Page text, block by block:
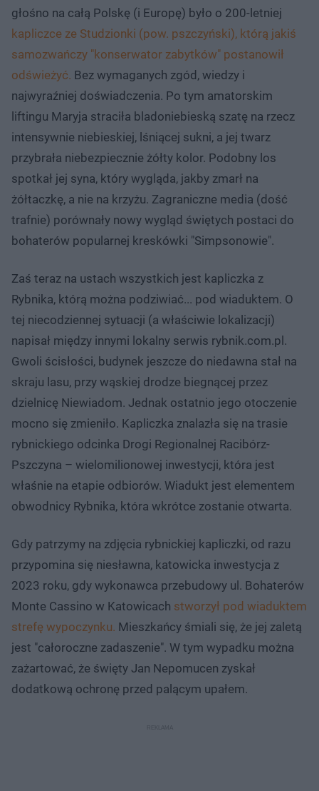
głośno na całą Polskę (i Europę) było o 200-letniej
kapliczce ze Studzionki (pow. pszczyński), którą jakiś
samozwańczy "konserwator zabytków" postanowił
odświeżyć. Bez wymaganych zgód, wiedzy i
najwyraźniej doświadczenia. Po tym amatorskim
liftingu Maryja straciła bladoniebieską szatę na rzecz
intensywnie niebieskiej, lśniącej sukni, a jej twarz
przybrała niebezpiecznie żółty kolor. Podobny los
spotkał jej syna, który wygląda, jakby zmarł na
żółtaczkę, a nie na krzyżu. Zagraniczne media (dość
trafnie) porównały nowy wygląd świętych postaci do
bohaterów popularnej kreskówki "Simpsonowie".
Zaś teraz na ustach wszystkich jest kapliczka z
Rybnika, którą można podziwiać... pod wiaduktem. O
tej niecodziennej sytuacji (a właściwie lokalizacji)
napisał między innymi lokalny serwis rybnik.com.pl.
Gwoli ścisłości, budynek jeszcze do niedawna stał na
skraju lasu, przy wąskiej drodze biegnącej przez
dzielnicę Niewiadom. Jednak ostatnio jego otoczenie
mocno się zmieniło. Kapliczka znalazła się na trasie
rybnickiego odcinka Drogi Regionalnej Racibórz-
Pszczyna – wielomilionowej inwestycji, która jest
właśnie na etapie odbiorów. Wiadukt jest elementem
obwodnicy Rybnika, która wkrótce zostanie otwarta.
Gdy patrzymy na zdjęcia rybnickiej kapliczki, od razu
przypomina się niesławna, katowicka inwestycja z
2023 roku, gdy wykonawca przebudowy ul. Bohaterów
Monte Cassino w Katowicach stworzył pod wiaduktem
strefę wypoczynku. Mieszkańcy śmiali się, że jej zaletą
jest "całoroczne zadaszenie". W tym wypadku można
zażartować, że święty Jan Nepomucen zyskał
dodatkową ochronę przed palącym upałem.